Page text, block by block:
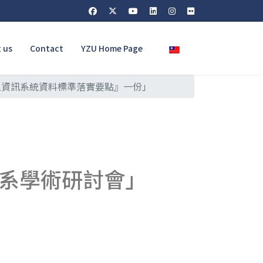
us Contact YZU Home Page Select your language
訊系統資料標準落實要點』一份」
學術研討會」